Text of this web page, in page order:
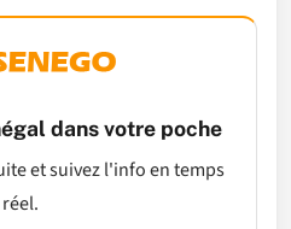
dans votre poche
et suivez l'info en temps
réel.